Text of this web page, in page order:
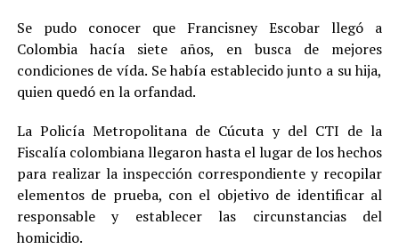
Se pudo conocer que Francisney Escobar llegó a
Colombia hacía siete años, en busca de mejores
condiciones de vída. Se había establecido junto a su hija,
quien quedó en la orfandad.
La Policía Metropolitana de Cúcuta y del CTI de la
Fiscalía colombiana llegaron hasta el lugar de los hechos
para realizar la inspección correspondiente y recopilar
elementos de prueba, con el objetivo de identificar al
responsable y establecer las circunstancias del
homicidio.